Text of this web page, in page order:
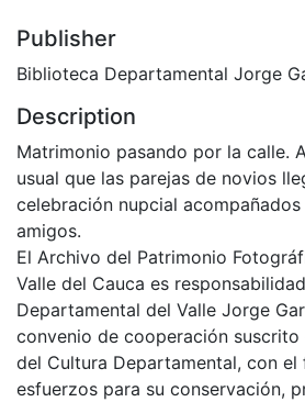
Publisher
Biblioteca Departamental Jorge
Description
Matrimonio pasando por la calle.
usual que las parejas de novios
celebración nupcial
amigos.
El Archivo del Patrimonio
Valle del Cauca es
Departamental del Valle Jorge
convenio de cooperación suscrito
del Cultura Departamental, con el
esfuerzos para su conservación,